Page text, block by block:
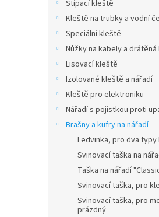
Štípací kleště
Kleště na trubky a vodní
Speciální kleště
Nůžky na kabely a drátěná
Lisovací kleště
Izolované kleště a nářadí
Kleště pro elektroniku
Nářadí s pojistkou proti
Brašny a kufry na nářadí
Ledvinka, pro dva
Svinovací taška na
Taška na nářadí
Svinovací taška, pro
Svinovací taška, pro
prázdný